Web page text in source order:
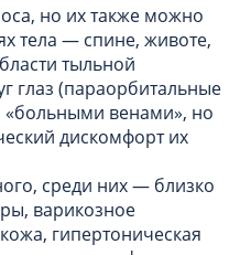
но их также можно
тела — спине, животе,
тыльной
глаз (параорбитальные
«больными венами», но
дискомфорт их
среди них — близко
варикозное
гипертоническая